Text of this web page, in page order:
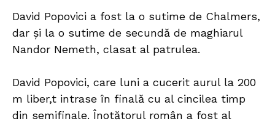
David Popovici a fost la o sutime de Chalmers,
dar şi la o sutime de secundă de maghiarul
Nandor Nemeth, clasat al patrulea.
David Popovici, care luni a cucerit aurul la 200
m liber,t intrase în finală cu al cincilea timp
din semifinale. Înotătorul român a fost al